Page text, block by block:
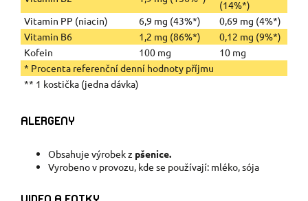
(14%*)
Vitamin PP (niacin)
6,9 mg (43%*)
0,69 mg (4%*)
Vitamin B6
1,2 mg (86%*)
0,12 mg (9%*)
Kofein
100 mg
10 mg
* Procenta referenční denní hodnoty příjmu
** 1 kostička (jedna dávka)
ALERGENY
Obsahuje výrobek z pšenice.
Vyrobeno v provozu, kde se používají: mléko, sója